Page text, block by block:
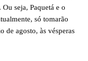
seja, Paquetá e o
só tomarão
de agosto, às vésperas